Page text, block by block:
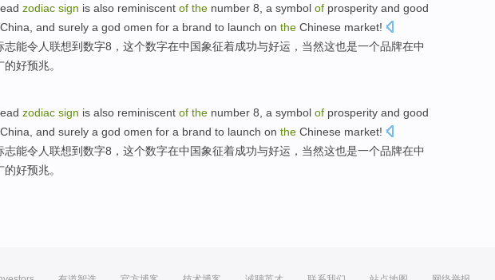
zodiac sign is also reminiscent of the number 8 , a symbol of prosperity and good
China and surely a god omen for a brand to launch on the Chinese market!
志能令人联想到数字8 ，这个数字在中国象征着成功与好运 ， 当然这也是一个品牌在中
的好预兆。
zodiac sign is also reminiscent of the number 8 , a symbol of prosperity and good
China and surely a god omen for a brand to launch on the Chinese market!
志能令人联想到数字8 ，这个数字在中国象征着成功与好运 ， 当然这也是一个品牌在中
的好预兆。